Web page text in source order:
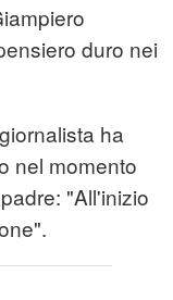
duro nei
ha
nel momento
"All'inizio